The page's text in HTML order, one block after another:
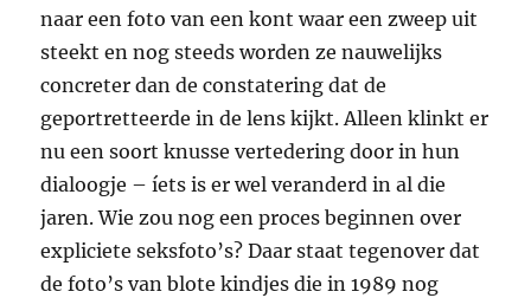
naar een foto van een kont waar een zweep uit
steekt en nog steeds worden ze nauwelijks
concreter dan de constatering dat de
geportretteerde in de lens kijkt. Alleen klinkt er
nu een soort knusse vertedering door in hun
dialoogje – íets is er wel veranderd in al die
jaren. Wie zou nog een proces beginnen over
expliciete seksfoto’s? Daar staat tegenover dat
de foto’s van blote kindjes die in 1989 nog